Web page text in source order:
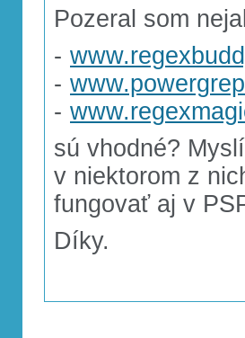
Pozeral som
-
-
-
sú vhodné?
v niektorom z
fungovať aj v
Díky.